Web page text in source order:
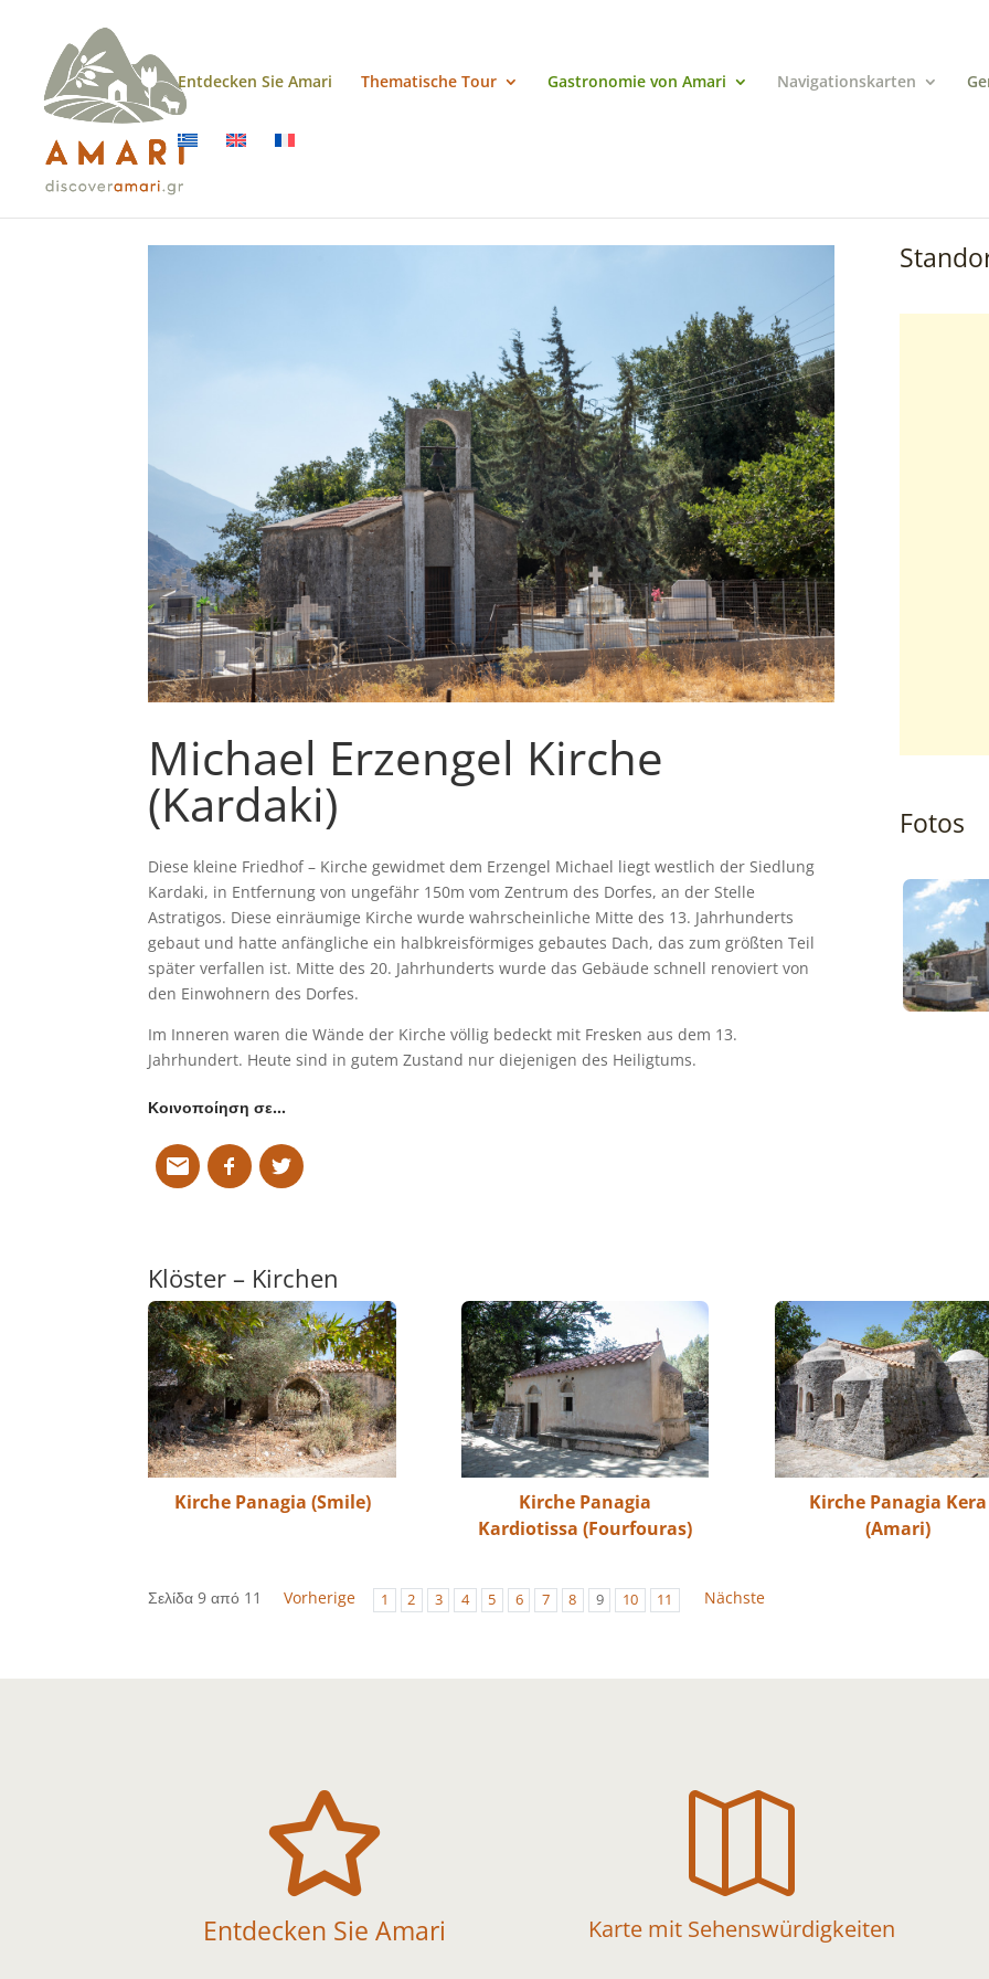
Entdecken Sie Amari Thematische Tour Gastronomie von Amari Navigationskarten
Michael Erzengel Kirche
(Kardaki)
Diese kleine Friedhof – Kirche gewidmet dem Erzengel Michael liegt westlich der Siedlung
Kardaki, in Entfernung von ungefähr 150m vom Zentrum des Dorfes, an der Stelle
Astratigos. Diese einräumige Kirche wurde wahrscheinliche Mitte des 13. Jahrhunderts
gebaut und hatte anfängliche ein halbkreisförmiges gebautes Dach, das zum größten Teil
später verfallen ist. Mitte des 20. Jahrhunderts wurde das Gebäude schnell renoviert von
den Einwohnern des Dorfes.
Im Inneren waren die Wände der Kirche völlig bedeckt mit Fresken aus dem 13.
Jahrhundert. Heute sind in gutem Zustand nur diejenigen des Heiligtums.
Κοινοποίηση σε…
Fotos
Klöster – Kirchen
Kirche Panagia (Smile)
Kirche Panagia
Kardiotissa (Fourfouras)
Kirche Panagia Kera
(Amari)
Σελίδα 9 από 11 Vorherige 1 2 3 4 5 6 7 8 9 10 11 Nächste

Entdecken Sie Amari

Karte mit Sehenswürdigkeiten